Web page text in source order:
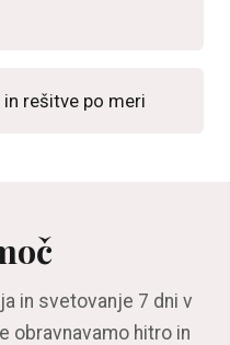
rešitve po meri
in svetovanje 7 dni v
obravnavamo hitro in